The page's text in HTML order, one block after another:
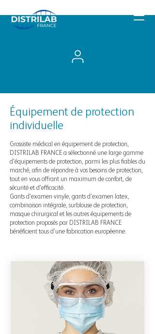
Équipement de protection
individuelle
Grossiste médical en équipement de protection,
DISTRILAB FRANCE a sélectionné une large gamme
d’équipements de protection, parmi les plus fiables du
marché, afin de répondre à vos besoins de protection,
tout en vous offrant un maximum de confort, de
sécurité et d’efficacité.
Gants d’examen vinyle, gants d’examen latex,
combinaison intégrale, surblouse de protection,
masque chirurgical et les autres équipements de
protection proposés par DISTRILAB FRANCE
bénéficient tous d’une fabrication européenne.